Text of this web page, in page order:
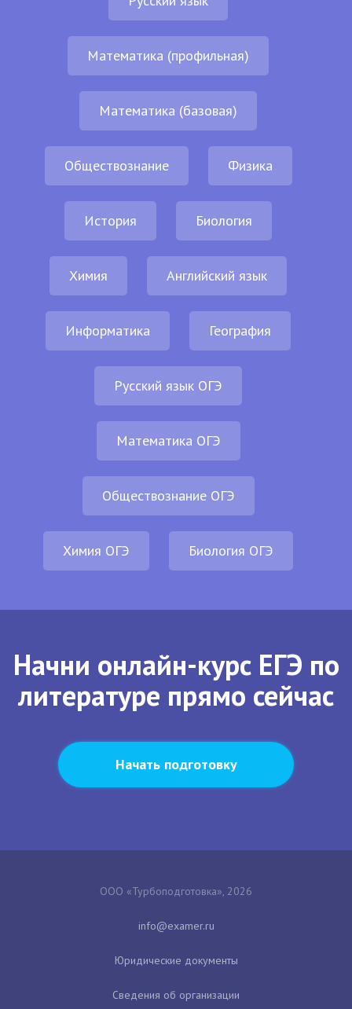
Математика (профильная)
Математика (базовая)
Обществознание Физика
История Биология
Химия Английский язык
Информатика География
Русский язык ОГЭ
Математика ОГЭ
Обществознание ОГЭ
Химия ОГЭ Биология ОГЭ
Начни онлайн-курс ЕГЭ по
литературе прямо сейчас
Начать подготовку
ООО «Турбоподготовка», 2026
Юридические документы
Сведения об организации